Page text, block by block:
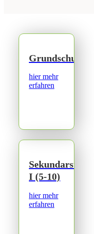
Grundschule
hier mehr
erfahren
Sekundarstufe
I (5-10)
hier mehr
erfahren